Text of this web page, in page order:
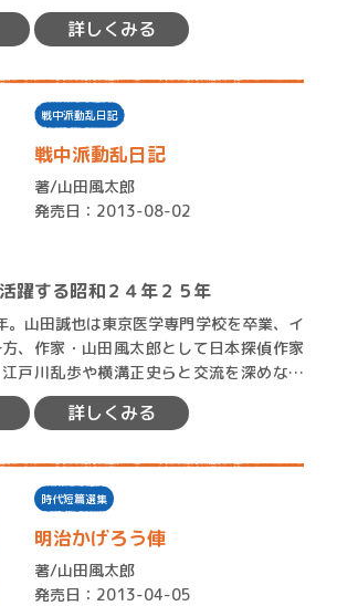
詳しくみる
戦中派動乱日記
戦中派動乱日記
著/山田風太郎
発売日：2013-08-02
躍する昭和２４年２５年
山田誠也は東京医学専門学校を卒業、イ
、作家・山田風太郎として日本探偵作家
戸川乱歩や横溝正史らと交流を深めなが
詳しくみる
時代短篇選集
明治かげろう俥
著/山田風太郎
発売日：2013-04-05